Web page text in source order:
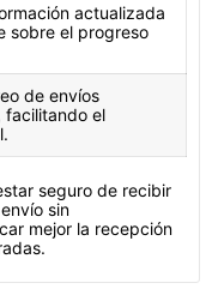
actualizada
sobre el progreso
de envíos
facilitando el
seguro de recibir
sin
mejor la recepción